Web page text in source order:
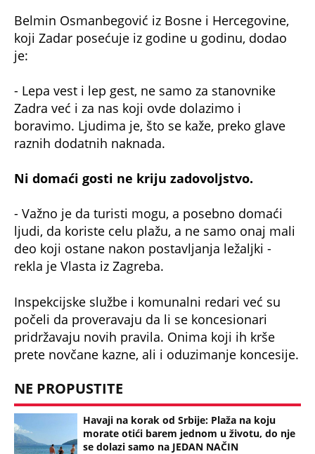
Belmin Osmanbegović iz Bosne i Hercegovine,
koji Zadar posećuje iz godine u godinu, dodao
je:
- Lepa vest i lep gest, ne samo za stanovnike
Zadra već i za nas koji ovde dolazimo i
boravimo. Ljudima je, što se kaže, preko glave
raznih dodatnih naknada.
Ni domaći gosti ne kriju zadovoljstvo.
- Važno je da turisti mogu, a posebno domaći
ljudi, da koriste celu plažu, a ne samo onaj mali
deo koji ostane nakon postavljanja ležaljki -
rekla je Vlasta iz Zagreba.
Inspekcijske službe i komunalni redari već su
počeli da proveravaju da li se koncesionari
pridržavaju novih pravila. Onima koji ih krše
prete novčane kazne, ali i oduzimanje koncesije.
NE PROPUSTITE
Havaji na korak od Srbije: Plaža na koju
morate otići barem jednom u životu, do nje
se dolazi samo na JEDAN NAČIN